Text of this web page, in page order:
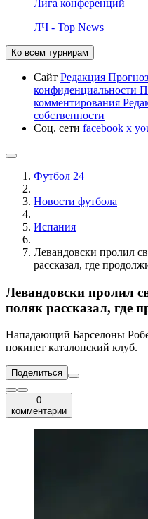
Лига конференций
ЛЧ - Top News
Ко всем турнирам
Сайт Редакция
конфиденциальности
комментирования
собственности
Соц. сети facebook x
Футбол 24
Новости футбола
Испания
Левандовски пролил
рассказал, где
Левандовски пролил
поляк рассказал, где
Нападающий Барселоны
покинет каталонский клуб.
Поделиться
0
комментарии